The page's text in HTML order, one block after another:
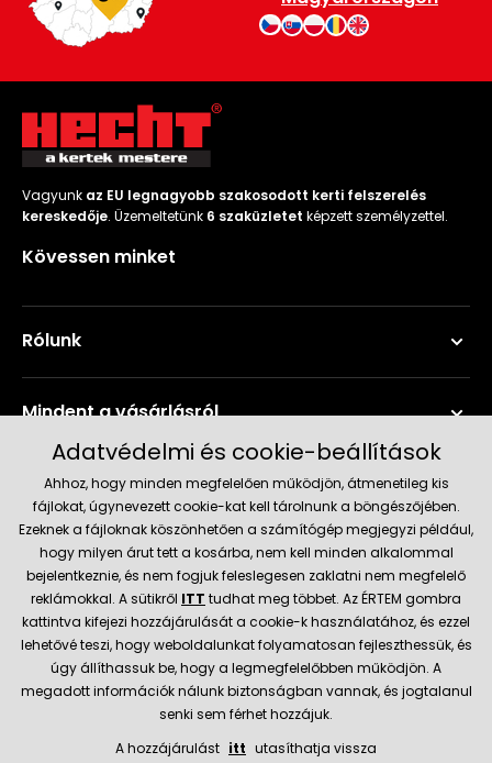
Vagyunk az EU legnagyobb szakosodott kerti felszerelés
kereskedője. Üzemeltetünk 6 szaküzletet képzett személyzettel.
Kövessen minket
Rólunk
Mindent a vásárlásról
Szerviz és támogatás
Aktuális információk
Szállítás és fizetési módok
Megbízható kereskedő
Adatvédelmi és cookie-beállítások
Ahhoz, hogy minden megfelelően működjön, átmenetileg kis
fájlokat, úgynevezett cookie-kat kell tárolnunk a böngészőjében.
Ezeknek a fájloknak köszönhetően a számítógép megjegyzi például,
hogy milyen árut tett a kosárba, nem kell minden alkalommal
bejelentkeznie, és nem fogjuk feleslegesen zaklatni nem megfelelő
reklámokkal. A sütikről ITT tudhat meg többet. Az ÉRTEM gombra
kattintva kifejezi hozzájárulását a cookie-k használatához, és ezzel
lehetővé teszi, hogy weboldalunkat folyamatosan fejleszthessük, és
úgy állíthassuk be, hogy a legmegfelelőbben működjön. A
megadott információk nálunk biztonságban vannak, és jogtalanul
senki sem férhet hozzájuk.
A hozzájárulást itt utasíthatja vissza